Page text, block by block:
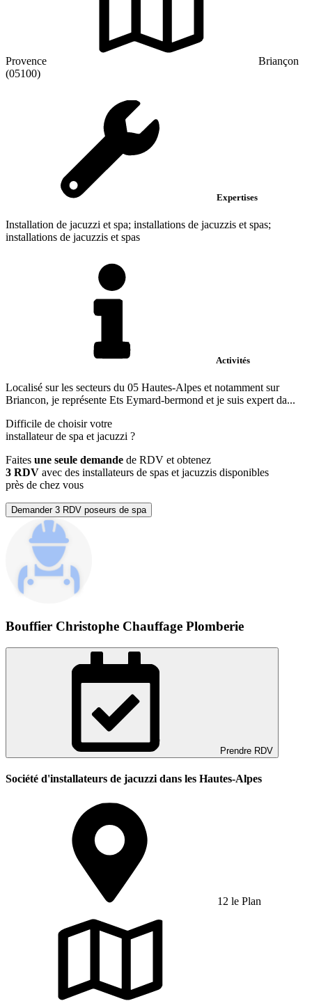
Provence
Briançon
(05100)
Expertises
Installation de jacuzzi et spa; installations de jacuzzis et spas;
installations de jacuzzis et spas
Activités
Localisé sur les secteurs du 05 Hautes-Alpes et notamment sur
Briancon, je représente Ets Eymard-bermond et je suis expert da...
Difficile de choisir votre
installateur de spa et jacuzzi ?
Faites une seule demande de RDV et obtenez
3 RDV avec des installateurs de spas et jacuzzis disponibles
près de chez vous
Demander 3 RDV poseurs de spa
Bouffier Christophe Chauffage Plomberie
Prendre RDV
Société d'installateurs de jacuzzi dans les Hautes-Alpes
12 le Plan